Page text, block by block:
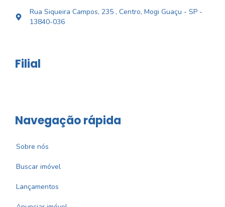
Rua Siqueira Campos, 235 , Centro, Mogi Guaçu - SP -
13840-036
Filial
Navegação rápida
Sobre nós
Buscar imóvel
Lançamentos